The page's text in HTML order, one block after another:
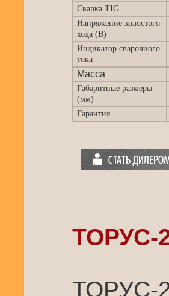
Сварка TIG
Напряжение холостого
хода (В)
Индикатор сварочного
тока
Масса
Габаритные размеры
(мм)
Гарантия
ТОРУС-